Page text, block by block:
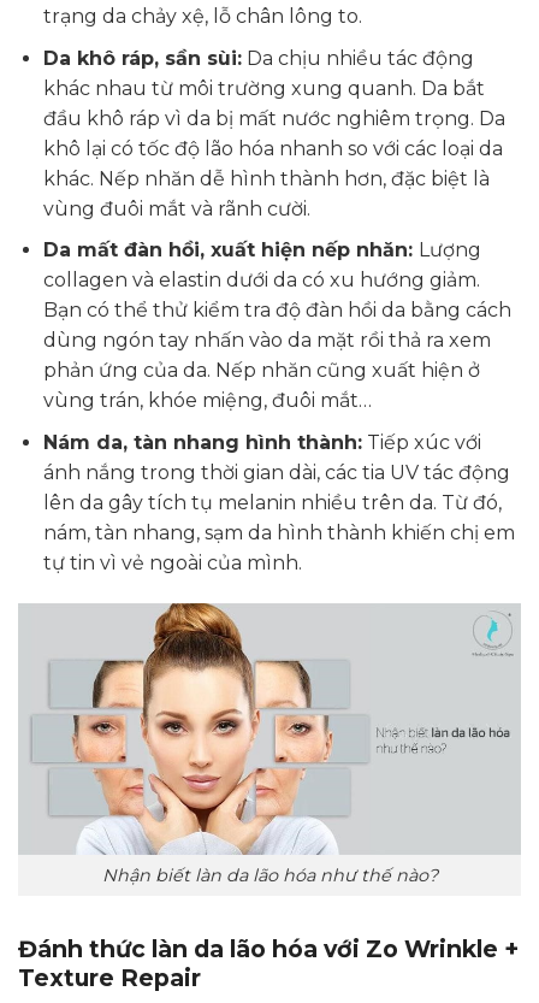
trạng da chảy xệ, lỗ chân lông to.
Da khô ráp, sần sùi:Da chịu nhiều tác động
khác nhau từ môi trường xung quanh. Da bắt
đầu khô ráp vì da bị mất nước nghiêm trọng. Da
khô lại có tốc độ lão hóa nhanh so với các loại da
khác. Nếp nhăn dễ hình thành hơn, đặc biệt là
vùng đuôi mắt và rãnh cười.
Da mất đàn hồi, xuất hiện nếp nhăn: Lượng
collagen và elastin dưới da có xu hướng giảm.
Bạn có thể thử kiểm tra độ đàn hồi da bằng cách
dùng ngón tay nhấn vào da mặt rồi thả ra xem
phản ứng của da. Nếp nhăn cũng xuất hiện ở
vùng trán, khóe miệng, đuôi mắt…
Nám da, tàn nhang hình thành:Tiếp xúc với
ánh nắng trong thời gian dài, các tia UV tác động
lên da gây tích tụ melanin nhiều trên da. Từ đó,
nám, tàn nhang, sạm da hình thành khiến chị em
tự tin vì vẻ ngoài của mình.
Nhận biết làn da lão hóa như thế nào?
Đánh thức làn da lão hóa với Zo Wrinkle +
Texture Repair